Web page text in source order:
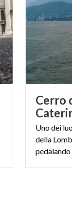
escursione
Scoprire un
Durante il
delimitate
l’anticaLaus
Duomo di
poter girare
In sella alla
La bici, l’ho
Cerro
Uno dei
della